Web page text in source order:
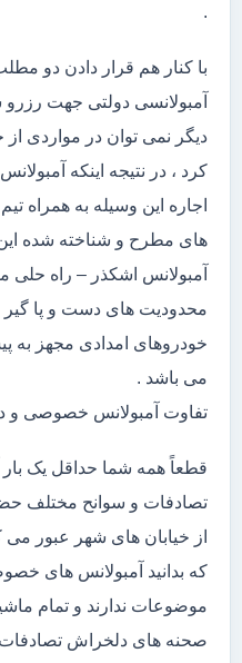
.
با کنار هم قرار دادن دو
آمبولانسی دولتی جهت
دیگر نمی توان در مواردی
کرد ، در نتیجه اینکه
اجاره این وسیله به همراه
های مطرح و شناخته شده
آمبولانس اشکذر – راه حلی
محدودیت های دست و پا گیر
خودروهای امدادی مجهز به
می باشد .
تفاوت آمبولانس خصوصی و
قطعاً همه شما حداقل یک
تصادفات و سوانح مختلف
از خیابان های شهر عبور می
که بدانید آمبولانس های
موضوعات ندارند و تمام
صحنه های دلخراش تصادفات